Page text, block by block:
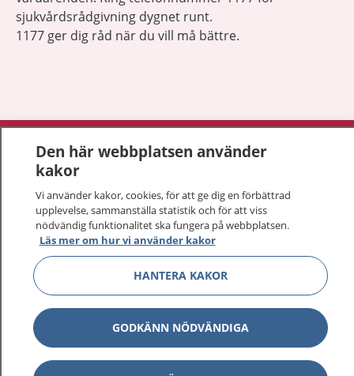
sjukvårdsrådgivning dygnet runt.
1177 ger dig råd när du vill må bättre.
1177 på flera språk
Kontakt
Behandling av personuppgifter
Hantering av kakor
Inställningar för kakor
Den här webbplatsen använder
kakor
Vi använder kakor, cookies, för att ge dig en förbättrad
upplevelse, sammanställa statistik och för att viss
nödvändig funktionalitet ska fungera på webbplatsen.
Läs mer om hur vi använder kakor
HANTERA KAKOR
GODKÄNN NÖDVÄNDIGA